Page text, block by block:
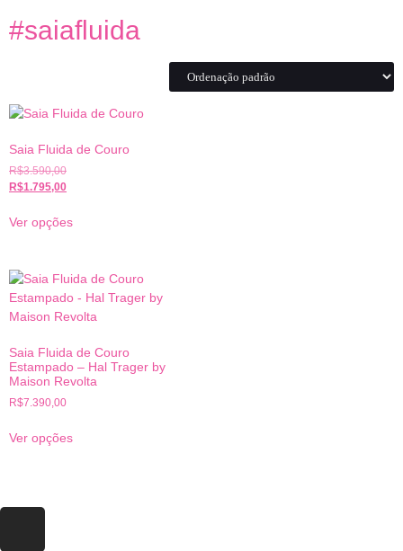
#saiafluida
Saia Fluida de Couro
R$3.590,00
R$1.795,00
Ver opções
Saia Fluida de Couro
Estampado – Hal Trager by
Maison Revolta
R$7.390,00
Ver opções